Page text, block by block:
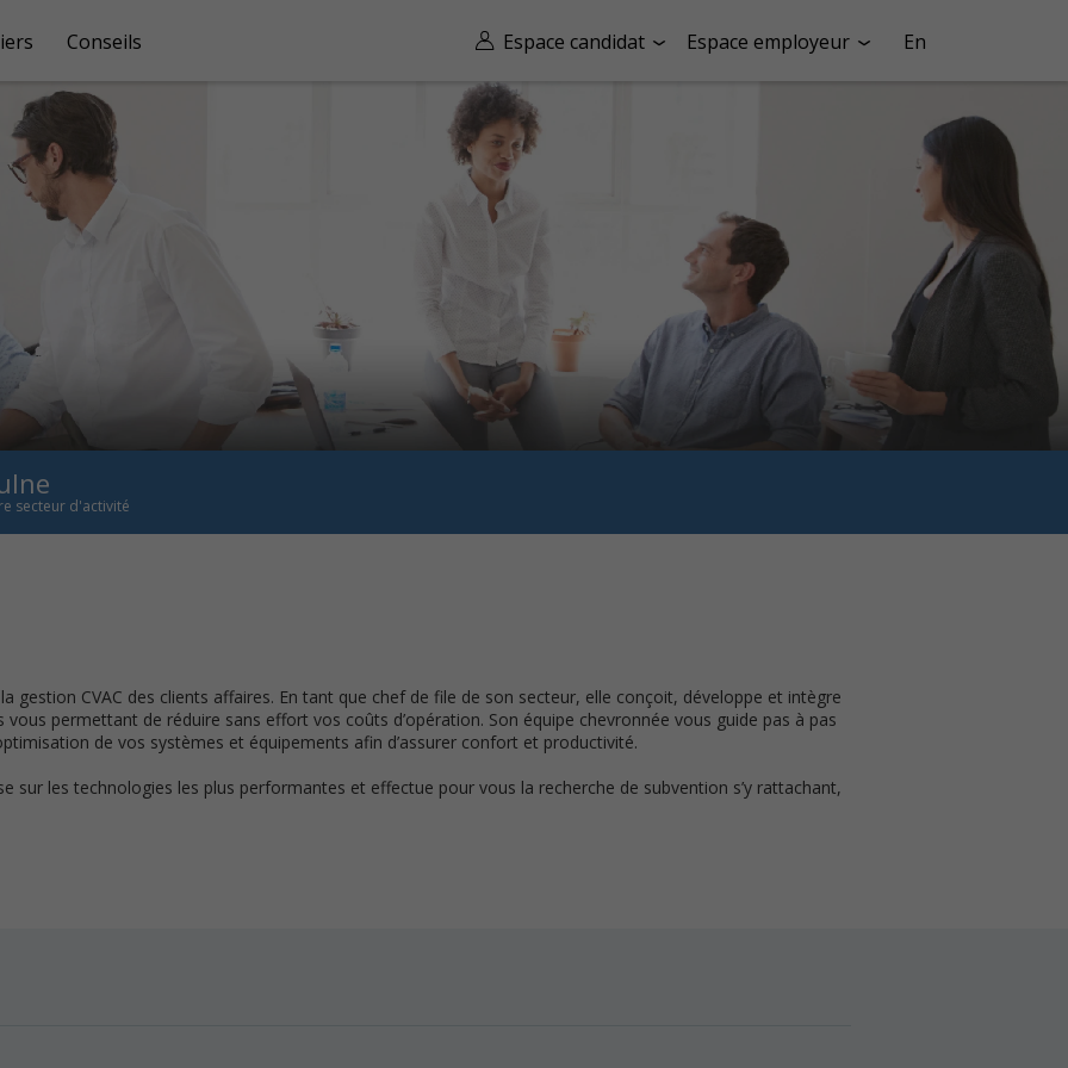
Espace candidat Espace employeur En
Conseils
secteur d'activité
gestion CVAC des clients affaires. En tant que chef de file de son secteur, elle conçoit, développe et intègre
permettant de réduire sans effort vos coûts d’opération. Son équipe chevronnée vous guide pas à pas
de vos systèmes et équipements afin d’assurer confort et productivité.
sur les technologies les plus performantes et effectue pour vous la recherche de subvention s’y rattachant,